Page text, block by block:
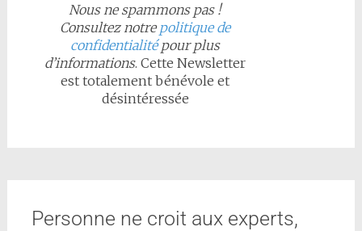
Nous ne spammons pas !
Consultez notrepolitique de
confidentialitépour plus
d’informations. Cette Newsletter
est totalement bénévole et
désintéressée
Personne ne croit aux experts,